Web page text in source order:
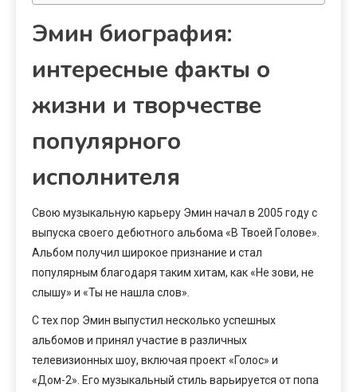
Эмин биография:
интересные факты о
жизни и творчестве
популярного
исполнителя
Свою музыкальную карьеру Эмин начал в 2005 году с
выпуска своего дебютного альбома «В Твоей Голове».
Альбом получил широкое признание и стал
популярным благодаря таким хитам, как «Не зови, не
слышу» и «Ты не нашла слов».
С тех пор Эмин выпустил несколько успешных
альбомов и принял участие в различных
телевизионных шоу, включая проект «Голос» и
«Дом-2». Его музыкальный стиль варьируется от попа